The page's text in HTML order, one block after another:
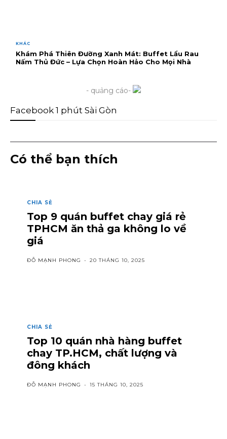
KHÁC
Khám Phá Thiên Đường Xanh Mát: Buffet Lẩu Rau
Nấm Thủ Đức – Lựa Chọn Hoàn Hảo Cho Mọi Nhà
- quảng cáo-
Facebook 1 phút Sài Gòn
Có thể bạn thích
CHIA SẺ
Top 9 quán buffet chay giá rẻ
TPHCM ăn thả ga không lo về
giá
ĐỖ MẠNH PHONG - 20 THÁNG 10, 2025
CHIA SẺ
Top 10 quán nhà hàng buffet
chay TP.HCM, chất lượng và
đông khách
ĐỖ MẠNH PHONG - 15 THÁNG 10, 2025